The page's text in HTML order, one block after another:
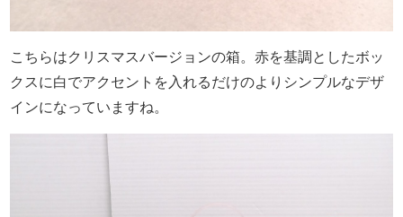
こちらはクリスマスバージョンの箱。赤を基調としたボッ
クスに白でアクセントを入れるだけのよりシンプルなデザ
インになっていますね。